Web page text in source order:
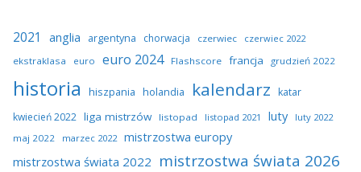
2021 anglia argentyna chorwacja czerwiec
czerwiec 2022
ekstraklasa
euro euro 2024 Flashscore francja grudzień 2022
historia hiszpania holandia kalendarz katar
kwiecień 2022 liga mistrzów listopad listopad 2021 luty
luty 2022
maj 2022
marzec 2022 mistrzostwa europy
mistrzostwa świata 2022 mistrzostwa świata 2026